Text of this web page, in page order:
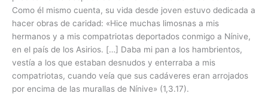
Como él mismo cuenta, su vida desde joven estuvo dedicada a
hacer obras de caridad: «Hice muchas limosnas a mis
hermanos y a mis compatriotas deportados conmigo a Nínive,
en el país de los Asirios. […] Daba mi pan a los hambrientos,
vestía a los que estaban desnudos y enterraba a mis
compatriotas, cuando veía que sus cadáveres eran arrojados
por encima de las murallas de Nínive» (1,3.17).